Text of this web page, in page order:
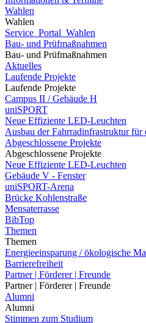
Wahlen
Wahlen
Service_Portal_Wahlen
Bau- und Prüfmaßnahmen
Bau- und Prüfmaßnahmen
Aktuelles
Laufende Projekte
Laufende Projekte
Campus II / Gebäude H
uniSPORT
Neue Effiziente LED-Leuchten
Ausbau der Fahrradinfrastruktur
Abgeschlossene Projekte
Abgeschlossene Projekte
Neue Effiziente LED-Leuchten
Gebäude V - Fenster
uniSPORT-Arena
Brücke Kohlenstraße
Mensaterrasse
BibTop
Themen
Themen
Energieeinsparung / ökologische
Barrierefreiheit
Partner | Förderer | Freunde
Partner | Förderer | Freunde
Alumni
Alumni
Stimmen zum Studium